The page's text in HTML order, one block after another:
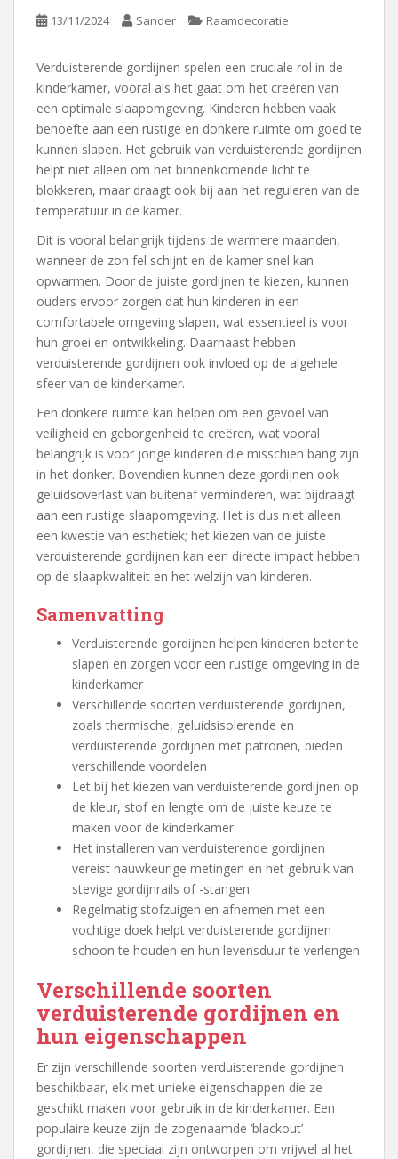
13/11/2024 Sander Raamdecoratie
Verduisterende gordijnen spelen een cruciale rol in de
kinderkamer, vooral als het gaat om het creëren van
een optimale slaapomgeving. Kinderen hebben vaak
behoefte aan een rustige en donkere ruimte om goed te
kunnen slapen. Het gebruik van verduisterende gordijnen
helpt niet alleen om het binnenkomende licht te
blokkeren, maar draagt ook bij aan het reguleren van de
temperatuur in de kamer.
Dit is vooral belangrijk tijdens de warmere maanden,
wanneer de zon fel schijnt en de kamer snel kan
opwarmen. Door de juiste gordijnen te kiezen, kunnen
ouders ervoor zorgen dat hun kinderen in een
comfortabele omgeving slapen, wat essentieel is voor
hun groei en ontwikkeling. Daarnaast hebben
verduisterende gordijnen ook invloed op de algehele
sfeer van de kinderkamer.
Een donkere ruimte kan helpen om een gevoel van
veiligheid en geborgenheid te creëren, wat vooral
belangrijk is voor jonge kinderen die misschien bang zijn
in het donker. Bovendien kunnen deze gordijnen ook
geluidsoverlast van buitenaf verminderen, wat bijdraagt
aan een rustige slaapomgeving. Het is dus niet alleen
een kwestie van esthetiek; het kiezen van de juiste
verduisterende gordijnen kan een directe impact hebben
op de slaapkwaliteit en het welzijn van kinderen.
Samenvatting
Verduisterende gordijnen helpen kinderen beter te
slapen en zorgen voor een rustige omgeving in de
kinderkamer
Verschillende soorten verduisterende gordijnen,
zoals thermische, geluidsisolerende en
verduisterende gordijnen met patronen, bieden
verschillende voordelen
Let bij het kiezen van verduisterende gordijnen op
de kleur, stof en lengte om de juiste keuze te
maken voor de kinderkamer
Het installeren van verduisterende gordijnen
vereist nauwkeurige metingen en het gebruik van
stevige gordijnrails of -stangen
Regelmatig stofzuigen en afnemen met een
vochtige doek helpt verduisterende gordijnen
schoon te houden en hun levensduur te verlengen
Verschillende soorten
verduisterende gordijnen en
hun eigenschappen
Er zijn verschillende soorten verduisterende gordijnen
beschikbaar, elk met unieke eigenschappen die ze
geschikt maken voor gebruik in de kinderkamer. Een
populaire keuze zijn de zogenaamde ‘blackout’
gordijnen, die speciaal zijn ontworpen om vrijwel al het